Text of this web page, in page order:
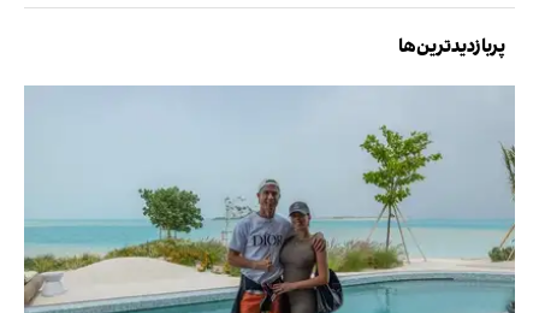
پربازدیدترین‌ها